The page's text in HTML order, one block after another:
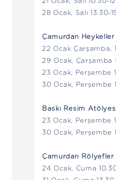
28 Ocak, Salı 13.30-
Çamurdan Heykeller
22 Ocak Çarşamba,
29 Ocak, Çarşamba
23 Ocak, Perşembe
30 Ocak, Perşembe
Baskı Resim
23 Ocak, Perşembe
30 Ocak, Perşembe
Çamurdan Rölyefler
24 Ocak, Cuma